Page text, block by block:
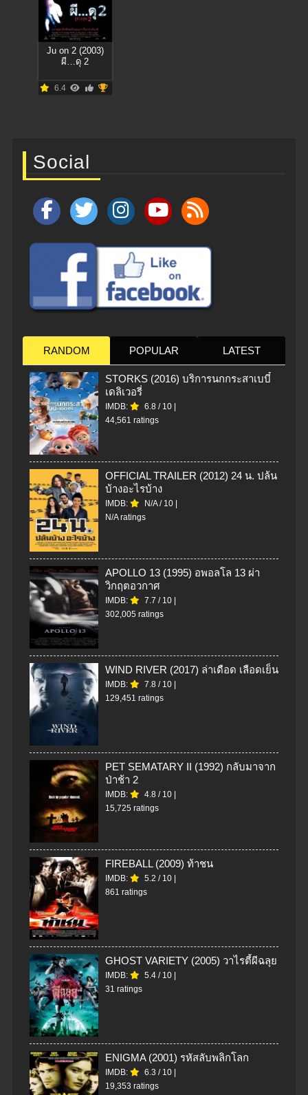
Ju on 2 (2003)
ผี…ดุ 2
6.4
Social
RANDOM POPULAR LATEST
STORKS (2016) บริการนกกระสาเบบี๋
เดลิเวอรี่
IMDB: 6.8 / 10 |
44,561 ratings
OFFICIAL TRAILER (2012) 24 น. ปล้น
บ้างอะไรบ้าง
IMDB: N/A/ 10 |
N/A ratings
APOLLO 13 (1995) อพอลโล 13 ผ่า
วิกฤตอวกาศ
IMDB: 7.7 / 10 |
302,005 ratings
WIND RIVER (2017) ล่าเดือด เลือดเย็น
IMDB: 7.8 / 10 |
129,451 ratings
PET SEMATARY II (1992) กลับมาจาก
ป่าช้า 2
IMDB: 4.8 / 10 |
15,725 ratings
FIREBALL (2009) ท้าชน
IMDB: 5.2 / 10 |
861 ratings
GHOST VARIETY (2005) วาไรตี้ผีฉลุย
IMDB: 5.4 / 10 |
31 ratings
ENIGMA (2001) รหัสลับพลิกโลก
IMDB: 6.3 / 10 |
19,353 ratings